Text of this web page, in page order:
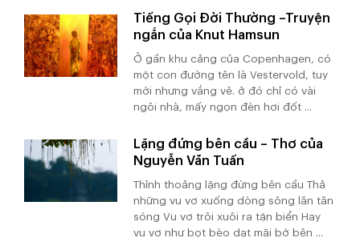
Tiếng Gọi Đời Thường –Truyện
ngắn của Knut Hamsun
Ở gần khu cảng của Copenhagen, có
một con đường tên là Vestervold, tuy
mới nhưng vắng vẻ. ở đó chỉ có vài
ngôi nhà, mấy ngọn đèn hơi đốt ...
Lặng đứng bên cầu – Thơ của
Nguyễn Văn Tuấn
Thỉnh thoảng lặng đứng bên cầu Thả
những vu vơ xuống dòng sông lăn tăn
sóng Vu vơ trôi xuôi ra tận biển Hay
vu vơ như bọt bèo dạt mãi bờ bên ...